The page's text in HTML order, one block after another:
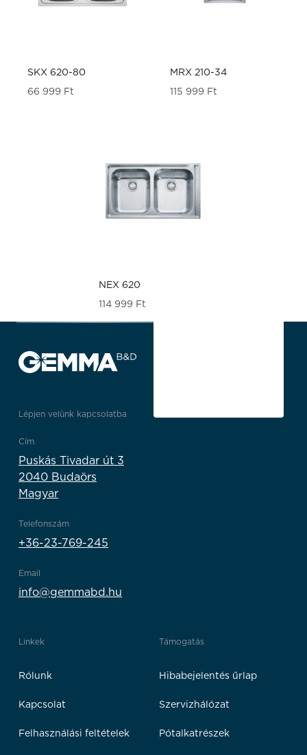
SKX 620-80
66 999 Ft
MRX 210-34
115 999 Ft
NEX 620
114 999 Ft
Lépjen velünk kapcsolatba
Cím
Puskás Tivadar út 3
2040 Budaörs
Magyar
Telefonszám
+36-23-769-245
Email
info@gemmabd.hu
Linkek
Rólunk
Kapcsolat
Felhasználási feltételek
Támogatás
Hibabejelentés űrlap
Szervizhálózat
Pótalkatrészek